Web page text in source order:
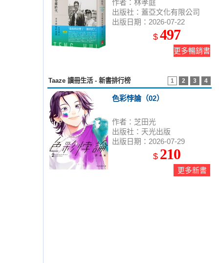
作者：林孝庭
出版社：蓋亞文化有限公司
出版日期：2026-07-22
$ 497
更多暢銷書
1 2 3 4
Taaze 讀冊生活 - 新書排行榜
色彩悖論（02）
作者：芝田光
出版社：天光出版
出版日期：2026-07-29
$ 210
更多新書